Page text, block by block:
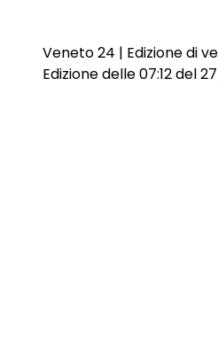
Veneto 24 | Edizione di
Edizione delle 07:12 del